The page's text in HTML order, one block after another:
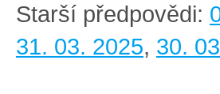
Starší předpovědi:
31. 03. 2025, 30.